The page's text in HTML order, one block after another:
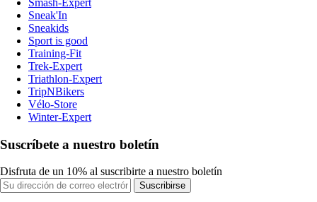
Smash-Expert
Sneak'In
Sneakids
Sport is good
Training-Fit
Trek-Expert
Triathlon-Expert
TripNBikers
Vélo-Store
Winter-Expert
Suscríbete a nuestro boletín
Disfruta de un 10% al suscribirte a nuestro boletín
Suscribirse